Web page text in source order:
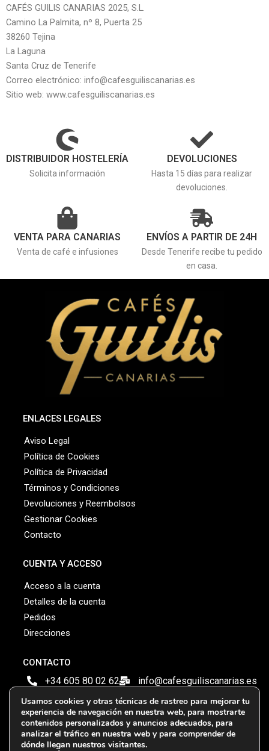
CAFÉS GUILIS CANARIAS 2025, S.L.
Camino La Palmita, nº 8, Puerta 25
38260 Tejina
La Laguna
Santa Cruz de Tenerife
Correo electrónico: info@cafesguiliscanarias.es
Sitio web: www.cafesguiliscanarias.es
DISTRIBUIDOR HOSTELERÍA
Solicita información
DEVOLUCIONES
Hasta 15 días para realizar
devoluciones.
VENTA PARA CANARIAS
Venta de café e infusiones
ENVÍOS A PARTIR DE 24H
Desde Tenerife recibe tu pedido
en casa.
ENLACES LEGALES
Aviso Legal
Política de Cookies
Política de Privacidad
Términos y Condiciones
Devoluciones y Reembolsos
Gestionar Cookies
Contacto
CUENTA Y ACCESO
Acceso a la cuenta
Detalles de la cuenta
Pedidos
Direcciones
CONTACTO
+34 605 80 02 62 info@cafesguiliscanarias.es
Ctra Gral Tegueste 269. S/C Tenerife
Pago Seguro Garantizado
Usamos cookies y otras técnicas de rastreo para mejorar tu
experiencia de navegación en nuestra web, para mostrarte
contenidos personalizados y anuncios adecuados, para
analizar el tráfico en nuestra web y para comprender de
dónde llegan nuestros visitantes.